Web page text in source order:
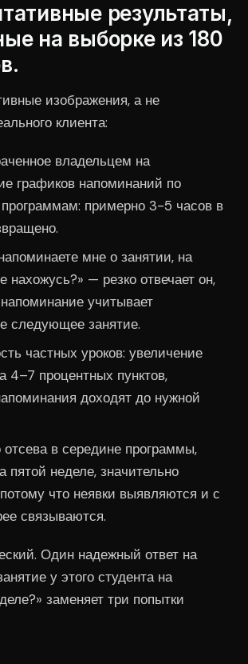
результаты,
на выборке из 180
изображения, а не
клиента:
владельцем на
графиков напоминаний по
примерно 3-5 часов в
мне о занятии, на
нахожусь?» — резко отвечает он,
учитывает
следующее занятие.
частных уроков: увеличение
4–7 процентных пунктов,
доходят до нужной
отсева в середине программы,
пятой неделе, значительно
что неявки выявляются и с
связываются.
Один надежный ответ на
у этого студента на
заменяет три попытки